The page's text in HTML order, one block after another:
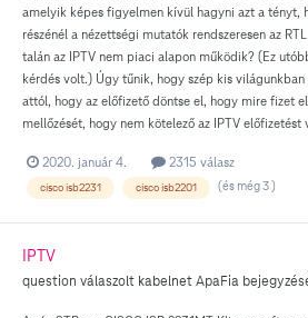
amelyik képes figyelmen kívül hagyni azt a tényt,
részénél a nézettségi mutatók rendszeresen az
talán az IPTV nem piaci alapon működik? (Ez
kérdés volt.) Úgy tűnik, hogy szép kis
attól, hogy az előfizető döntse el, hogy mire fizet
mellőzését, hogy nem kötelező az IPTV előfizetést
2020. január 4. 2315 válasz
cisco isb2231 cisco isb2201 (és még 3 )
IPTV
question válaszolt kabelnetApaFia